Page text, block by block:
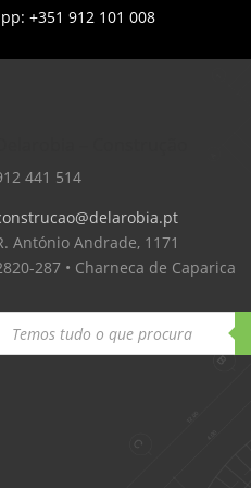
+351 912 101 008
441 514
António Andrade, 1171
287 • Charneca de Caparica
search